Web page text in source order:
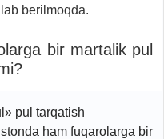
berilmoqda.
bir martalik pul
pul tarqatish
ham fuqarolarga bir